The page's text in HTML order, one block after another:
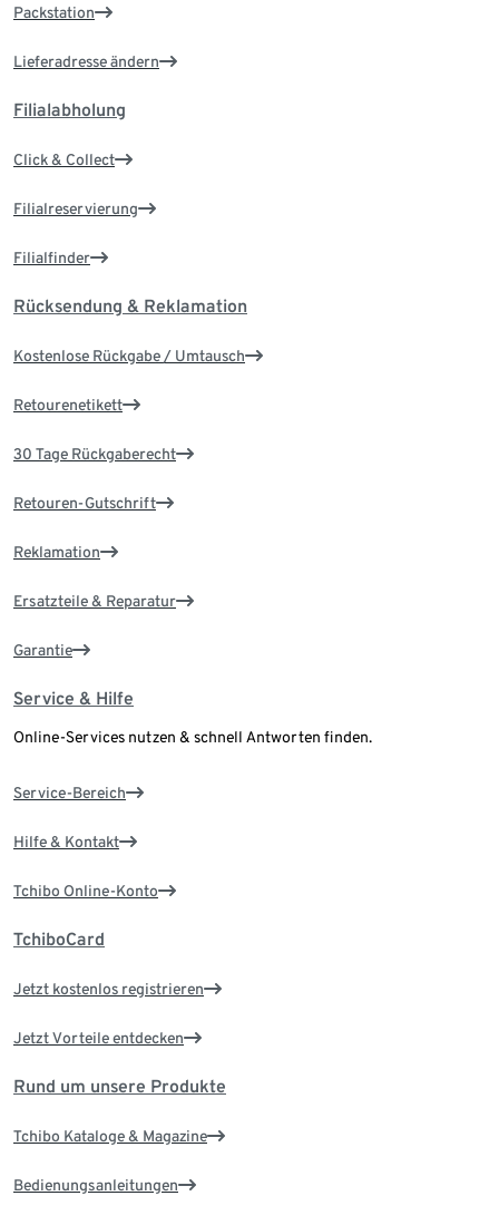
Packstation
Lieferadresse ändern
Filialabholung
Click & Collect
Filialreservierung
Filialfinder
Rücksendung & Reklamation
Kostenlose Rückgabe / Umtausch
Retourenetikett
30 Tage Rückgaberecht
Retouren-Gutschrift
Reklamation
Ersatzteile & Reparatur
Garantie
Service & Hilfe
Online-Services nutzen & schnell Antworten finden.
Service-Bereich
Hilfe & Kontakt
Tchibo Online-Konto
TchiboCard
Jetzt kostenlos registrieren
Jetzt Vorteile entdecken
Rund um unsere Produkte
Tchibo Kataloge & Magazine
Bedienungsanleitungen